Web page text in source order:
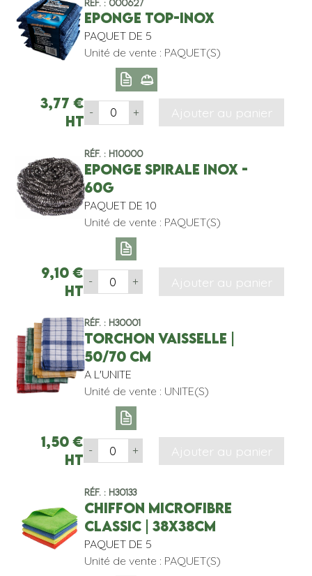
Réf. : 000627
EPONGE TOP-INOX
PAQUET DE 5
Unité de vente : PAQUET(S)
3,77 €
HT
- + Ajouter au panier
Réf. : H10000
EPONGE SPIRALE INOX -
60G
PAQUET DE 10
Unité de vente : PAQUET(S)
9,10 €
HT
- + Ajouter au panier
Réf. : H30001
TORCHON VAISSELLE |
50/70 CM
A L'UNITE
Unité de vente : UNITE(S)
1,50 €
HT
- + Ajouter au panier
Réf. : H30133
CHIFFON MICROFIBRE
CLASSIC | 38x38CM
PAQUET DE 5
Unité de vente : PAQUET(S)